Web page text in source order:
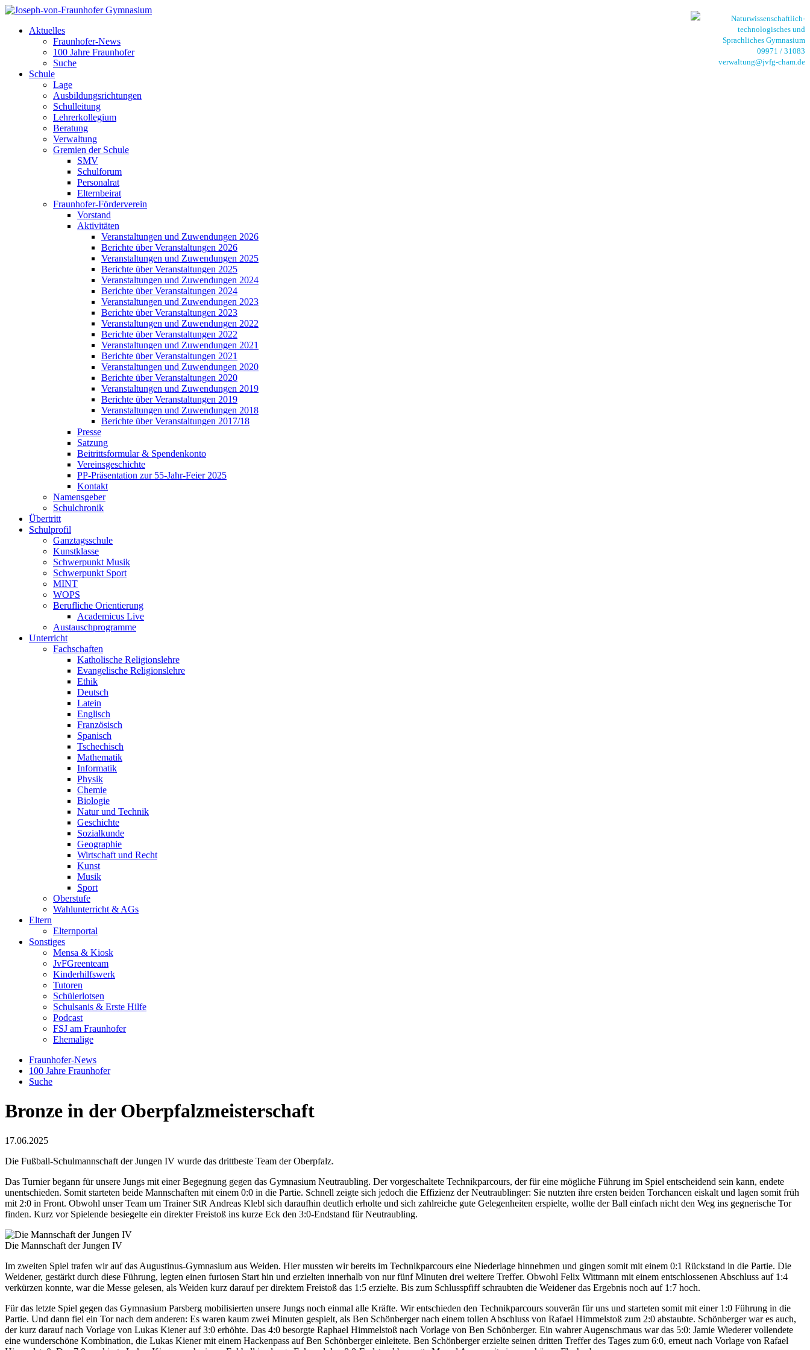
Naturwissenschaftlich-
technologisches und
Sprachliches Gymnasium
09971 / 31083
verwaltung@jvfg-cham.de
Aktuelles
Fraunhofer-News
100 Jahre Fraunhofer
Suche
Schule
Lage
Ausbildungsrichtungen
Schulleitung
Lehrerkollegium
Beratung
Verwaltung
Gremien der Schule
SMV
Schulforum
Personalrat
Elternbeirat
Fraunhofer-Förderverein
Vorstand
Aktivitäten
Veranstaltungen und Zuwendungen 2026
Berichte über Veranstaltungen 2026
Veranstaltungen und Zuwendungen 2025
Berichte über Veranstaltungen 2025
Veranstaltungen und Zuwendungen 2024
Berichte über Veranstaltungen 2024
Veranstaltungen und Zuwendungen 2023
Berichte über Veranstaltungen 2023
Veranstaltungen und Zuwendungen 2022
Berichte über Veranstaltungen 2022
Veranstaltungen und Zuwendungen 2021
Berichte über Veranstaltungen 2021
Veranstaltungen und Zuwendungen 2020
Berichte über Veranstaltungen 2020
Veranstaltungen und Zuwendungen 2019
Berichte über Veranstaltungen 2019
Veranstaltungen und Zuwendungen 2018
Berichte über Veranstaltungen 2017/18
Presse
Satzung
Beitrittsformular & Spendenkonto
Vereinsgeschichte
PP-Präsentation zur 55-Jahr-Feier 2025
Kontakt
Namensgeber
Schulchronik
Übertritt
Schulprofil
Ganztagsschule
Kunstklasse
Schwerpunkt Musik
Schwerpunkt Sport
MINT
WOPS
Berufliche Orientierung
Academicus Live
Austauschprogramme
Unterricht
Fachschaften
Katholische Religionslehre
Evangelische Religionslehre
Ethik
Deutsch
Latein
Englisch
Französisch
Spanisch
Tschechisch
Mathematik
Informatik
Physik
Chemie
Biologie
Natur und Technik
Geschichte
Sozialkunde
Geographie
Wirtschaft und Recht
Kunst
Musik
Sport
Oberstufe
Wahlunterricht & AGs
Eltern
Elternportal
Sonstiges
Mensa & Kiosk
JvFGreenteam
Kinderhilfswerk
Tutoren
Schülerlotsen
Schulsanis & Erste Hilfe
Podcast
FSJ am Fraunhofer
Ehemalige
Fraunhofer-News
100 Jahre Fraunhofer
Suche
Bronze in der Oberpfalzmeisterschaft
17.06.2025
Die Fußball-Schulmannschaft der Jungen IV wurde das drittbeste Team der Oberpfalz.
Das Turnier begann für unsere Jungs mit einer Begegnung gegen das Gymnasium Neutraubling. Der vorgeschaltete Technikparcours, der für eine mögliche Führung im Spiel entscheidend sein kann, endete
unentschieden. Somit starteten beide Mannschaften mit einem 0:0 in die Partie. Schnell zeigte sich jedoch die Effizienz der Neutraublinger: Sie nutzten ihre ersten beiden Torchancen eiskalt und lagen somit früh
mit 2:0 in Front. Obwohl unser Team um Trainer StR Andreas Klebl sich daraufhin deutlich erholte und sich zahlreiche gute Gelegenheiten erspielte, wollte der Ball einfach nicht den Weg ins gegnerische Tor
finden. Kurz vor Spielende besiegelte ein direkter Freistoß ins kurze Eck den 3:0-Endstand für Neutraubling.
Die Mannschaft der Jungen IV
Im zweiten Spiel trafen wir auf das Augustinus-Gymnasium aus Weiden. Hier mussten wir bereits im Technikparcours eine Niederlage hinnehmen und gingen somit mit einem 0:1 Rückstand in die Partie. Die
Weidener, gestärkt durch diese Führung, legten einen furiosen Start hin und erzielten innerhalb von nur fünf Minuten drei weitere Treffer. Obwohl Felix Wittmann mit einem entschlossenen Abschluss auf 1:4
verkürzen konnte, war die Messe gelesen, als Weiden kurz darauf per direktem Freistoß das 1:5 erzielte. Bis zum Schlusspfiff schraubten die Weidener das Ergebnis noch auf 1:7 hoch.
Für das letzte Spiel gegen das Gymnasium Parsberg mobilisierten unsere Jungs noch einmal alle Kräfte. Wir entschieden den Technikparcours souverän für uns und starteten somit mit einer 1:0 Führung in die
Partie. Und dann fiel ein Tor nach dem anderen: Es waren kaum zwei Minuten gespielt, als Ben Schönberger nach einem tollen Abschluss von Rafael Himmelstoß zum 2:0 abstaubte. Schönberger war es auch,
der kurz darauf nach Vorlage von Lukas Kiener auf 3:0 erhöhte. Das 4:0 besorgte Raphael Himmelstoß nach Vorlage von Ben Schönberger. Ein wahrer Augenschmaus war das 5:0: Jamie Wiederer vollendete
eine wunderschöne Kombination, die Lukas Kiener mit einem Hackenpass auf Ben Schönberger einleitete. Ben Schönberger erzielte seinen dritten Treffer des Tages zum 6:0, erneut nach Vorlage von Rafael